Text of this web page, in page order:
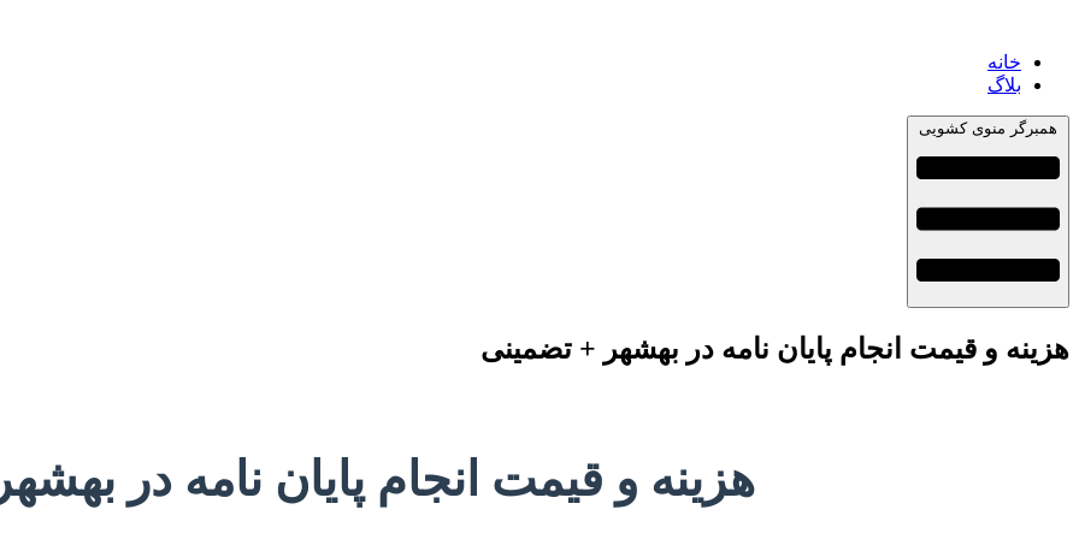
خانه
بلاگ
همبرگر منوی کشویی
هزینه و قیمت انجام پایان نامه در بهشهر + تضمینی
هزینه و قیمت انجام پایان نامه در